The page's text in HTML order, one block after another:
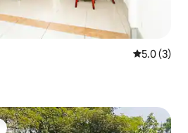
Ukadiriaji
5.0 (3)